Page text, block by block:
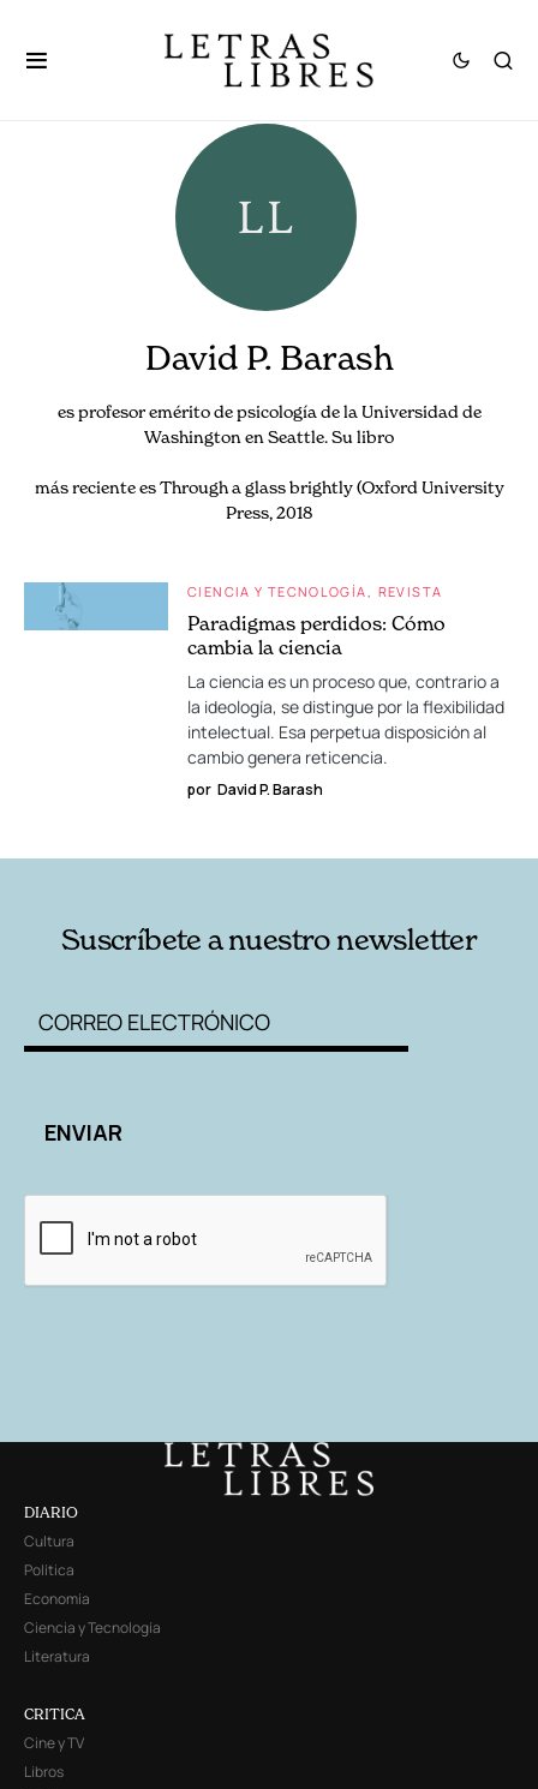
David P. Barash
es profesor emérito de psicología de la Universidad de
Washington en Seattle. Su libro
más reciente es Through a glass brightly (Oxford University
Press, 2018
CIENCIA Y TECNOLOGÍA REVISTA
Paradigmas perdidos: Cómo
cambia la ciencia
La ciencia es un proceso que, contrario a
la ideología, se distingue por la flexibilidad
intelectual. Esa perpetua disposición al
cambio genera reticencia.
por David P. Barash
Suscríbete a nuestro newsletter
DIARIO
Cultura
Política
Economía
Ciencia y Tecnología
Literatura
CRITICA
Cine y TV
Libros